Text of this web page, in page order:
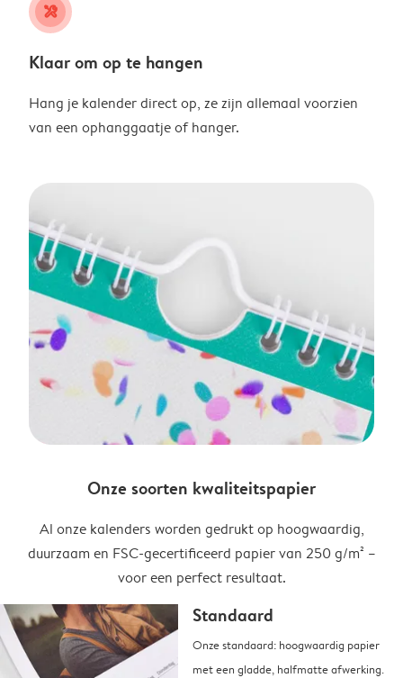
tools
Klaar om op te hangen
Hang je kalender direct op, ze zijn allemaal voorzien
van een ophanggaatje of hanger.
Onze soorten kwaliteitspapier
Al onze kalenders worden gedrukt op hoogwaardig,
duurzaam en FSC-gecertificeerd papier van 250 g/m² –
voor een perfect resultaat.
Standaard
Onze standaard: hoogwaardig papier
met een gladde, halfmatte afwerking.